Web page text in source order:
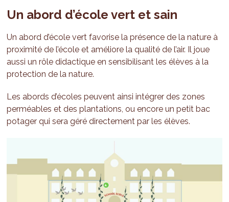
Un abord d’école vert et sain
Un abord d’école vert favorise la présence de la nature à
proximité de l’école et améliore la qualité de l’air. Il joue
aussi un rôle didactique en sensibilisant les élèves à la
protection de la nature.
Les abords d’écoles peuvent ainsi intégrer des zones
perméables et des plantations, ou encore un petit bac
potager qui sera géré directement par les élèves.